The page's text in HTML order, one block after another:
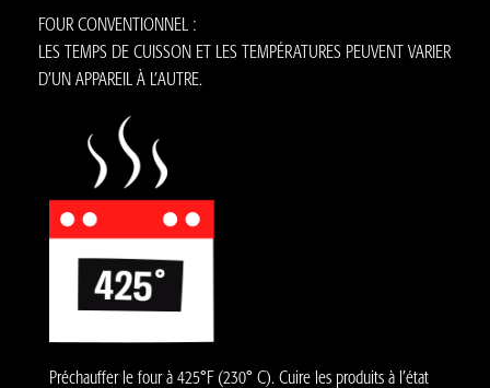
FOUR CONVENTIONNEL :
LES TEMPS DE CUISSON ET LES TEMPÉRATURES PEUVENT VARIER
D’UN APPAREIL À L’AUTRE.
Préchauffer le four à 425°F (230° C). Cuire les produits à l’état